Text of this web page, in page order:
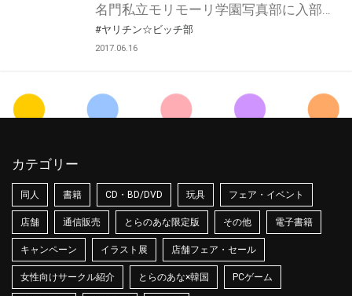
#ヤリチン☆ビッチ部
2017.06.16
カテゴリー
同人 書籍 CD・BD/DVD 玩具 フェア・イベント
店舗 通信販売 とらのあな限定版 その他 電子書籍
キャンペーン イラスト展 店舗フェア・セール
女性向けサークル紹介 とらのあな×韓国 PCゲーム